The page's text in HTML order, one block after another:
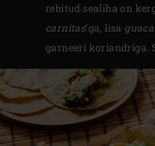
rebitud sealiha on
carnitas’ga, lisa
garneeri koriandriga.